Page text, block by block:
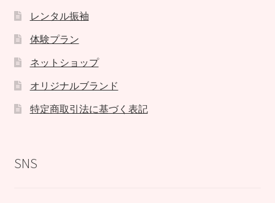
レンタル振袖
体験プラン
ネットショップ
オリジナルブランド
特定商取引法に基づく表記
SNS